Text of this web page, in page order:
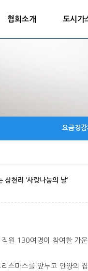
협회소개 도시가
요금경
삼천리 ‘사랑나눔의 날’
원 130여명이 참여한 가
스마스를 앞두고 안양의